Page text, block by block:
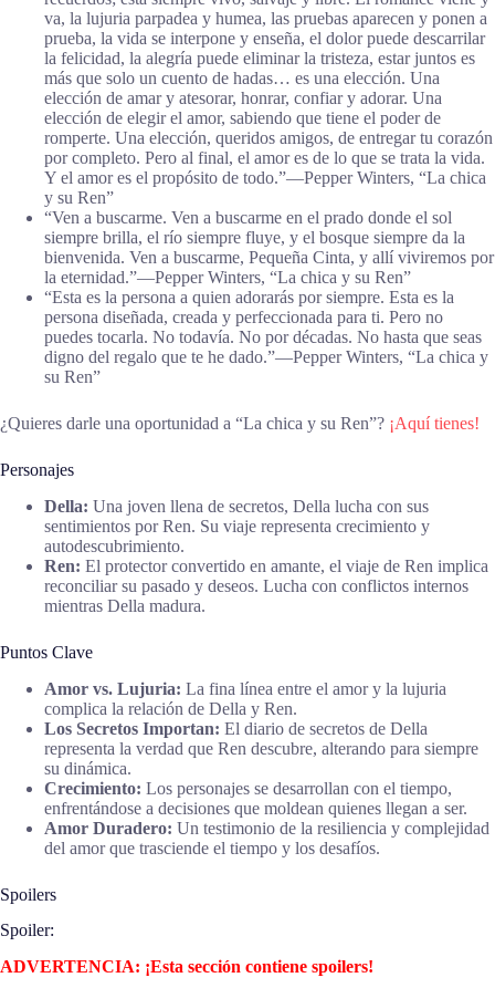
va, la lujuria parpadea y humea, las pruebas aparecen y ponen a
prueba, la vida se interpone y enseña, el dolor puede descarrilar
la felicidad, la alegría puede eliminar la tristeza, estar juntos es
más que solo un cuento de hadas… es una elección. Una
elección de amar y atesorar, honrar, confiar y adorar. Una
elección de elegir el amor, sabiendo que tiene el poder de
romperte. Una elección, queridos amigos, de entregar tu corazón
por completo. Pero al final, el amor es de lo que se trata la vida.
Y el amor es el propósito de todo.”―Pepper Winters, “La chica
y su Ren”
“Ven a buscarme. Ven a buscarme en el prado donde el sol
siempre brilla, el río siempre fluye, y el bosque siempre da la
bienvenida. Ven a buscarme, Pequeña Cinta, y allí viviremos por
la eternidad.”―Pepper Winters, “La chica y su Ren”
“Esta es la persona a quien adorarás por siempre. Esta es la
persona diseñada, creada y perfeccionada para ti. Pero no
puedes tocarla. No todavía. No por décadas. No hasta que seas
digno del regalo que te he dado.”―Pepper Winters, “La chica y
su Ren”
¿Quieres darle una oportunidad a “La chica y su Ren”? ¡Aquí tienes!
Personajes
Della: Una joven llena de secretos, Della lucha con sus
sentimientos por Ren. Su viaje representa crecimiento y
autodescubrimiento.
Ren: El protector convertido en amante, el viaje de Ren implica
reconciliar su pasado y deseos. Lucha con conflictos internos
mientras Della madura.
Puntos Clave
Amor vs. Lujuria: La fina línea entre el amor y la lujuria
complica la relación de Della y Ren.
Los Secretos Importan: El diario de secretos de Della
representa la verdad que Ren descubre, alterando para siempre
su dinámica.
Crecimiento: Los personajes se desarrollan con el tiempo,
enfrentándose a decisiones que moldean quienes llegan a ser.
Amor Duradero: Un testimonio de la resiliencia y complejidad
del amor que trasciende el tiempo y los desafíos.
Spoilers
Spoiler:
ADVERTENCIA: ¡Esta sección contiene spoilers!